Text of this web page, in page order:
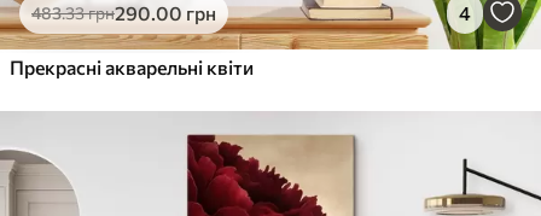
483.33грн290.00 грн 4
Прекрасні акварельні квіти